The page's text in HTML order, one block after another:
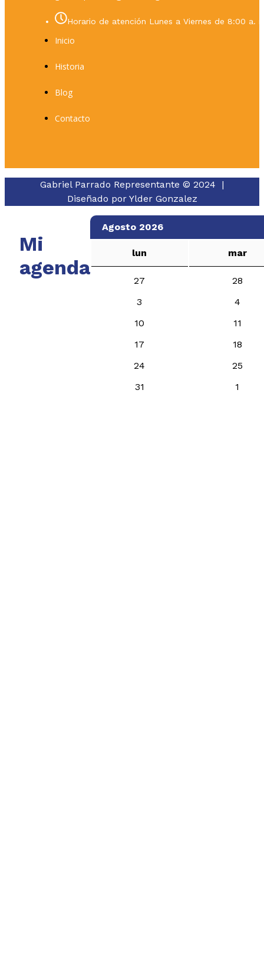
Horario de atención Lunes a Viernes de 8:00 a.
Inicio
Historia
Blog
Contacto
Gabriel Parrado Representante © 2024 |
Diseñado por Ylder Gonzalez
Mi
agenda
Agosto 2026
lun mar
27
28
3
4
10
11
17
18
24
25
31
1